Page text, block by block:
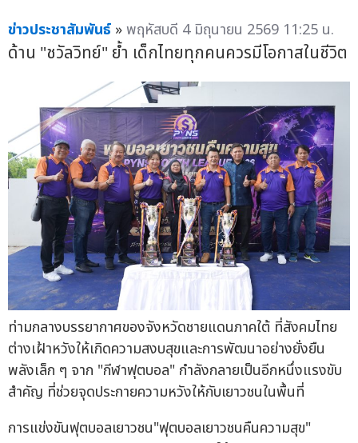
ข่าวประชาสัมพันธ์ »พฤหัสบดี 4 มิถุนายน 2569 11:25 น.
ด้าน "ชวัลวิทย์" ย้ำ เด็กไทยทุกคนควรมีโอกาสในชีวิต
ท่ามกลางบรรยากาศของจังหวัดชายแดนภาคใต้ ที่สังคมไทย
ต่างเฝ้าหวังให้เกิดความสงบสุขและการพัฒนาอย่างยั่งยืน
พลังเล็ก ๆ จาก "กีฬาฟุตบอล" กำลังกลายเป็นอีกหนึ่งแรงขับ
สำคัญ ที่ช่วยจุดประกายความหวังให้กับเยาวชนในพื้นที่
การแข่งขันฟุตบอลเยาวชน"ฟุตบอลเยาวชนคืนความสุข"